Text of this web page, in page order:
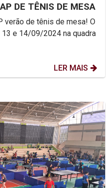
DE TÊNIS DE MESA
de tênis de mesa! O
e 14/09/2024 na quadra
LER MAIS